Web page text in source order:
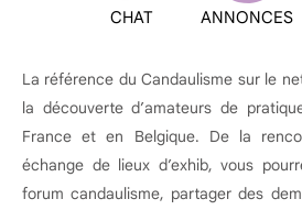
CHAT ANNONCES
La référence du Candaulisme sur le
la découverte d’amateurs de
France et en Belgique. De la
échange de lieux d’exhib, vous
forum candaulisme, partager des